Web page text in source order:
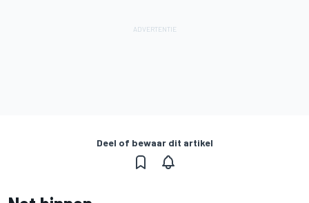
Deel of bewaar dit artikel